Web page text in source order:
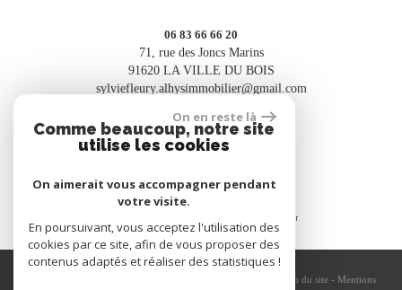
06 83 66 66 20
71, rue des Joncs Marins
91620 LA VILLE DU BOIS
sylviefleury.alhysimmobilier@gmail.com
Espace propriétaires
Plan du site - Mentions
On en reste là
Comme beaucoup, notre site
utilise les cookies
On aimerait vous accompagner pendant
votre visite.
En poursuivant, vous acceptez l'utilisation des
cookies par ce site, afin de vous proposer des
contenus adaptés et réaliser des statistiques !